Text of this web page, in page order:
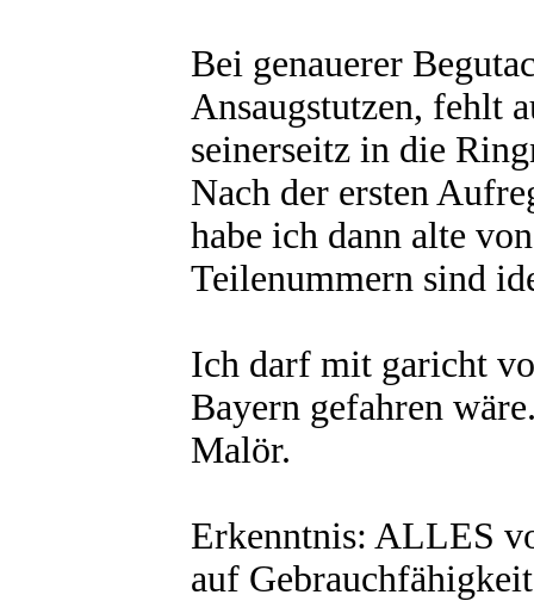
Bei genauerer
Ansaugstutzen, fehlt
seinerseitz in die
Nach der ersten
habe ich dann alte
Teilenummern sind
Ich darf mit garicht
Bayern gefahren
Malör.
Erkenntnis: ALLES
auf